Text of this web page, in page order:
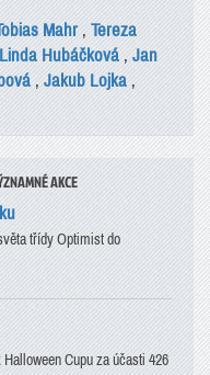
Mahr,Tereza
Linda Hubáčková,Jan
,Jakub Lojka,
AKCE
třídy Optimist do
Cupu za účasti 426